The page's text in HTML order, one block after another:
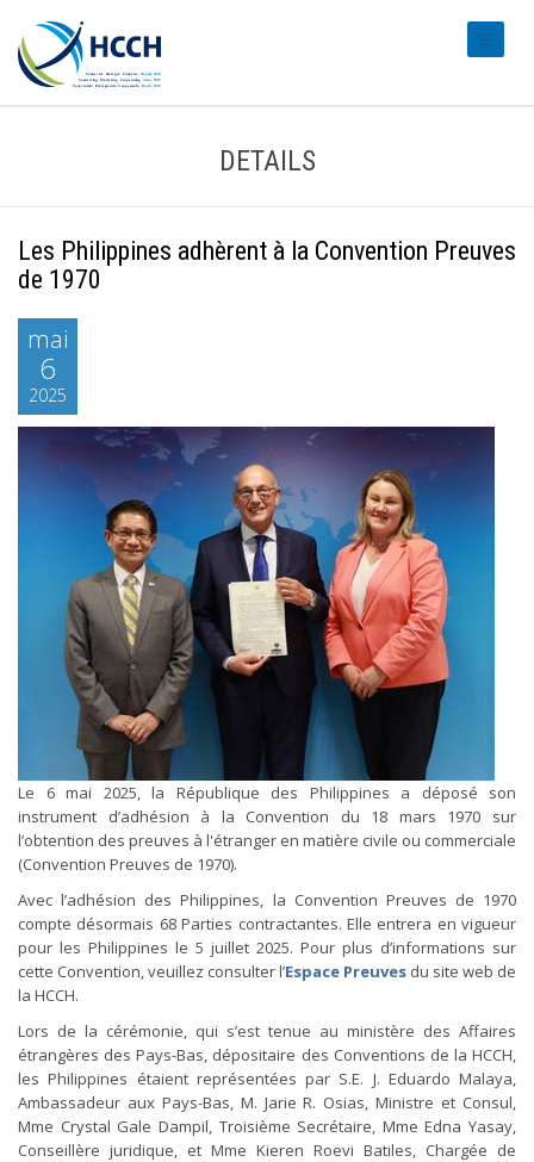
DETAILS
Les Philippines adhèrent à la Convention Preuves
de 1970
mai
6
2025
Le 6 mai 2025, la République des Philippines a déposé son
instrument d’adhésion à la Convention du 18 mars 1970 sur
l’obtention des preuves à l'étranger en matière civile ou commerciale
(Convention Preuves de 1970).
Avec l’adhésion des Philippines, la Convention Preuves de 1970
compte désormais 68 Parties contractantes. Elle entrera en vigueur
pour les Philippines le 5 juillet 2025. Pour plus d’informations sur
cette Convention, veuillez consulter l’Espace Preuves du site web de
la HCCH.
Lors de la cérémonie, qui s’est tenue au ministère des Affaires
étrangères des Pays-Bas, dépositaire des Conventions de la HCCH,
les Philippines étaient représentées par S.E. J. Eduardo Malaya,
Ambassadeur aux Pays-Bas, M. Jarie R. Osias, Ministre et Consul,
Mme Crystal Gale Dampil, Troisième Secrétaire, Mme Edna Yasay,
Conseillère juridique, et Mme Kieren Roevi Batiles, Chargée de